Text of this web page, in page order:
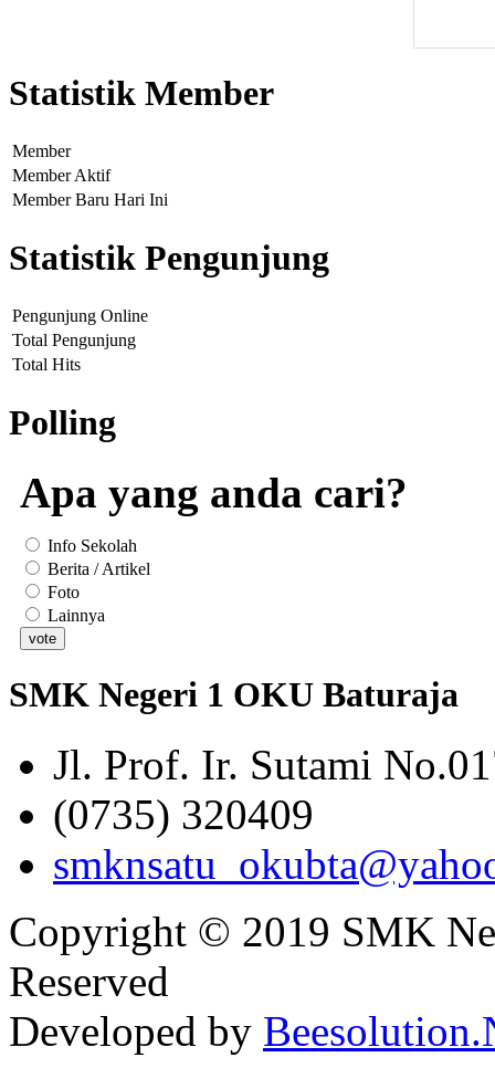
Statistik Member
Member
Member Aktif
Member Baru Hari Ini
Statistik Pengunjung
Pengunjung Online
Total Pengunjung
Total Hits
Polling
Apa yang anda cari?
Info Sekolah
Berita / Artikel
Foto
Lainnya
SMK Negeri 1 OKU Baturaja
Jl. Prof. Ir. Sutami
(0735) 320409
Copyright © 2019 SMK
Reserved
Developed by